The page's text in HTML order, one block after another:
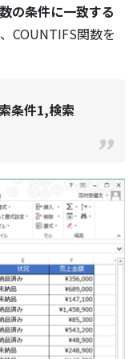
の条件に一致する
COUNTIFS関数を
条件1,検索